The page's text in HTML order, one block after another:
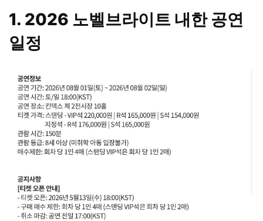
1. 2026 노벨브라이트 내한 공연
일정